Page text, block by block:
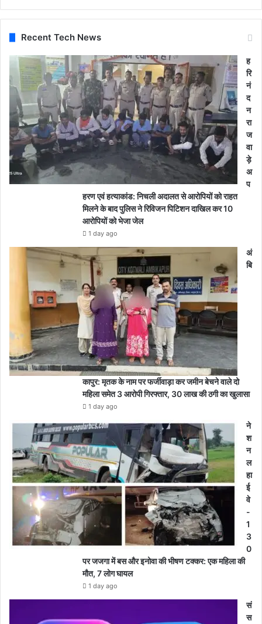
Recent Tech News
ह
रि
नं
द
न
रा
ज
वा
ड़े
अ
प
हरण एवं हत्याकांड: निचली अदालत से आरोपियों को राहत
मिलने के बाद पुलिस ने रिविजन पिटिशन दाखिल कर 10
आरोपियों को भेजा जेल
1 day ago
अं
बि
कापुर: मृतक के नाम पर फर्जीवाड़ा कर जमीन बेचने वाले दो
महिला समेत 3 आरोपी गिरफ्तार, 30 लाख की ठगी का खुलासा
1 day ago
ने
श
न
ल
हा
ई
वे
-
1
3
0
पर जजगा में बस और इनोवा की भीषण टक्कर: एक महिला की
मौत, 7 लोग घायल
1 day ago
सं
स